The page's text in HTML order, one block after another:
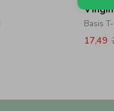
Basis
17,49